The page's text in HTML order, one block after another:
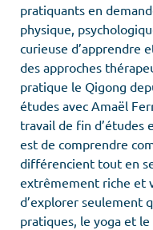
pratiquants en
physique,
curieuse d’apprendre
des approches
pratique le Qigong
études avec Amaël
travail de fin d’études
est de comprendre
différencient tout en
extrêmement riche et
d’explorer seulement
pratiques, le yoga et le